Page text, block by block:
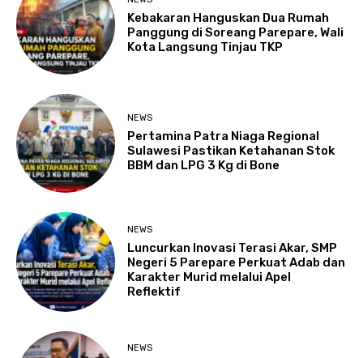
Kebakaran Hanguskan Dua Rumah
Panggung di Soreang Parepare, Wali
Kota Langsung Tinjau TKP
NEWS
Pertamina Patra Niaga Regional
Sulawesi Pastikan Ketahanan Stok
BBM dan LPG 3 Kg di Bone
NEWS
Luncurkan Inovasi Terasi Akar, SMP
Negeri 5 Parepare Perkuat Adab dan
Karakter Murid melalui Apel
Reflektif
NEWS